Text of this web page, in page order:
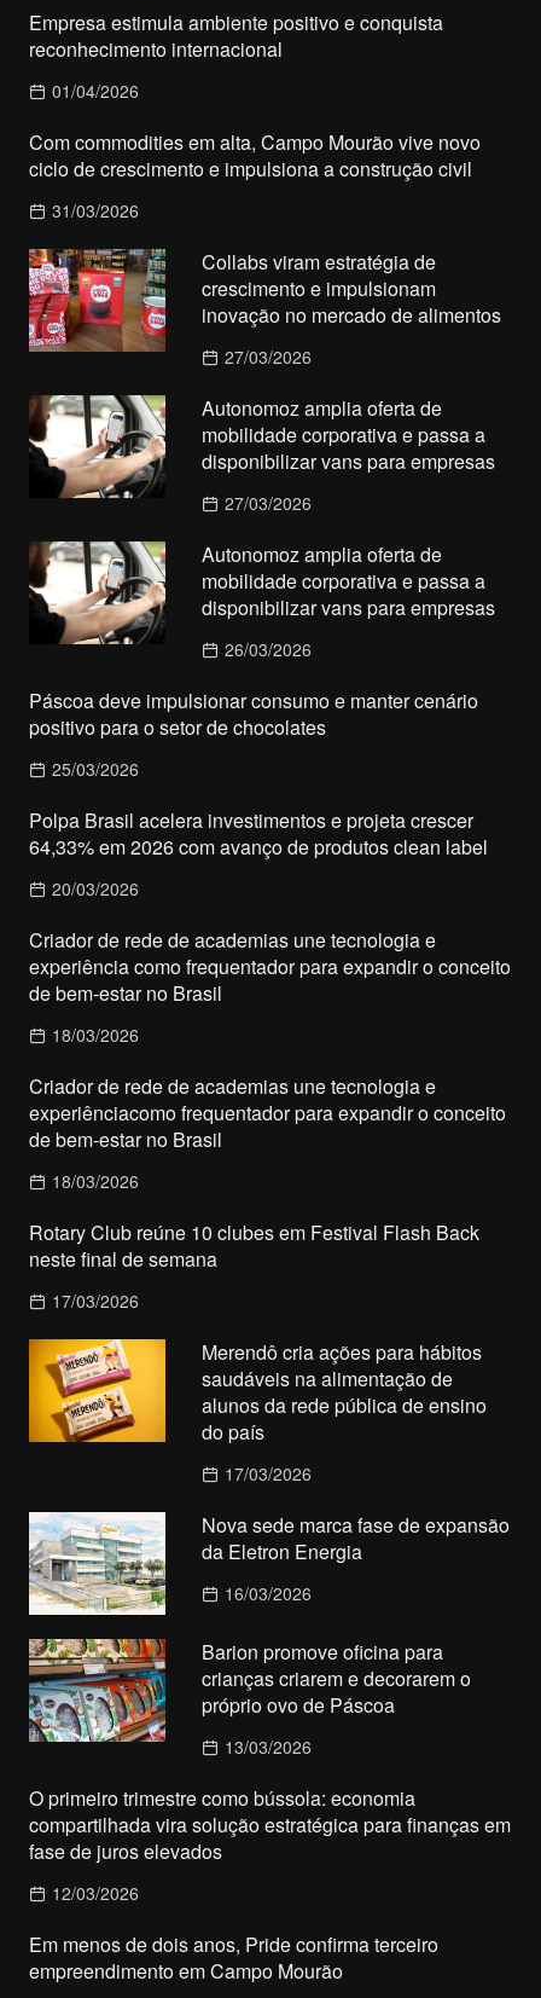
Empresa estimula ambiente positivo e conquista
reconhecimento internacional
01/04/2026
Com commodities em alta, Campo Mourão vive novo
ciclo de crescimento e impulsiona a construção civil
31/03/2026
Collabs viram estratégia de
crescimento e impulsionam
inovação no mercado de alimentos
27/03/2026
Autonomoz amplia oferta de
mobilidade corporativa e passa a
disponibilizar vans para empresas
27/03/2026
Autonomoz amplia oferta de
mobilidade corporativa e passa a
disponibilizar vans para empresas
26/03/2026
Páscoa deve impulsionar consumo e manter cenário
positivo para o setor de chocolates
25/03/2026
Polpa Brasil acelera investimentos e projeta crescer
64,33% em 2026 com avanço de produtos clean label
20/03/2026
Criador de rede de academias une tecnologia e
experiência como frequentador para expandir o conceito
de bem-estar no Brasil
18/03/2026
Criador de rede de academias une tecnologia e
experiênciacomo frequentador para expandir o conceito
de bem-estar no Brasil
18/03/2026
Rotary Club reúne 10 clubes em Festival Flash Back
neste final de semana
17/03/2026
Merendô cria ações para hábitos
saudáveis na alimentação de
alunos da rede pública de ensino
do país
17/03/2026
Nova sede marca fase de expansão
da Eletron Energia
16/03/2026
Barion promove oficina para
crianças criarem e decorarem o
próprio ovo de Páscoa
13/03/2026
O primeiro trimestre como bússola: economia
compartilhada vira solução estratégica para finanças em
fase de juros elevados
12/03/2026
Em menos de dois anos, Pride confirma terceiro
empreendimento em Campo Mourão